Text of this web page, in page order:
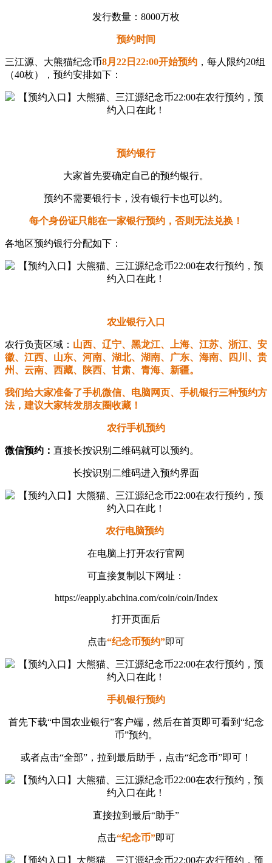
发行数量：8000万枚
预约时间
三江源、大熊猫纪念币8月22日22:00开始预约 ，每人限约20组
（40枚），预约安排如下：
预约银行
大家首先要确定自己的预约银行。
预约不需要银行卡，没有银行卡也可以约。
每个身份证只能在一家银行预约，否则无法兑换！
各地区预约银行分配如下：
农业银行入口
农行负责区域： 山西、辽宁、黑龙江、上海、江苏、浙江、安
徽、江西、山东、河南、湖北、湖南、广东、海南、四川、贵
州、云南、西藏、陕西、甘肃、青海、新疆。
我们给大家准备了手机微信、电脑网页、手机银行三种预约方
法，建议大家转发朋友圈收藏！
农行手机预约
微信预约： 直接长按识别二维码就可以预约。
长按识别二维码进入预约界面
农行电脑预约
在电脑上打开农行官网
可直接复制以下网址：
https://eapply.abchina.com/coin/coin/Index
打开页面后
点击“纪念币预约”即可
手机银行预约
首先下载“中国农业银行”客户端，然后在首页即可看到“纪念
币”预约。
或者点击“全部”，拉到最后助手，点击“纪念币”即可！
直接拉到最后“助手”
点击“纪念币”即可